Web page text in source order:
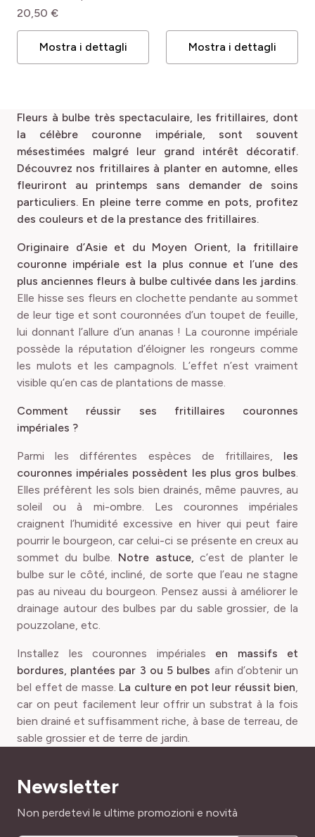
Zone 9b (-3.9 à -1.1°C)
Balconi e terrazze (2)
Coprisuolo e scarpate
20,50 €
Mostra i dettagli Mostra i dettagli
Fleurs à bulbe très spectaculaire, les fritillaires, dont
la célèbre couronne impériale, sont souvent
mésestimées malgré leur grand intérêt décoratif.
Découvrez nos fritillaires à planter en automne, elles
fleuriront au printemps sans demander de soins
particuliers. En pleine terre comme en pots, profitez
des couleurs et de la prestance des fritillaires.
Originaire d’Asie et du Moyen Orient, la fritillaire
couronne impériale est la plus connue et l’une des
plus anciennes fleurs à bulbe cultivée dans les jardins.
Elle hisse ses fleurs en clochette pendante au sommet
de leur tige et sont couronnées d’un toupet de feuille,
lui donnant l’allure d’un ananas ! La couronne impériale
possède la réputation d’éloigner les rongeurs comme
les mulots et les campagnols. L’effet n’est vraiment
visible qu’en cas de plantations de masse.
Comment réussir ses fritillaires couronnes
impériales ?
Parmi les différentes espèces de fritillaires, les
couronnes impériales possèdent les plus gros bulbes.
Elles préfèrent les sols bien drainés, même pauvres, au
soleil ou à mi-ombre. Les couronnes impériales
craignent l’humidité excessive en hiver qui peut faire
pourrir le bourgeon, car celui-ci se présente en creux au
sommet du bulbe. Notre astuce, c’est de planter le
bulbe sur le côté, incliné, de sorte que l’eau ne stagne
pas au niveau du bourgeon. Pensez aussi à améliorer le
drainage autour des bulbes par du sable grossier, de la
pouzzolane, etc.
Installez les couronnes impériales en massifs et
bordures, plantées par 3 ou 5 bulbes afin d’obtenir un
bel effet de masse. La culture en pot leur réussit bien,
car on peut facilement leur offrir un substrat à la fois
bien drainé et suffisamment riche, à base de terreau, de
sable grossier et de terre de jardin.
Newsletter
Indirizzo email
Non perdetevi le ultime promozioni e novità